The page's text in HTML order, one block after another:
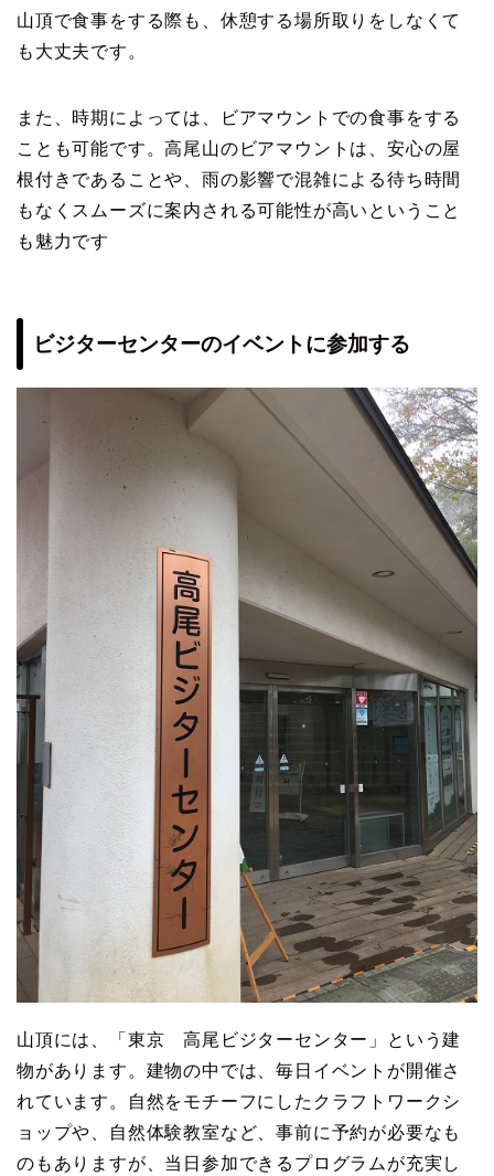
山頂で食事をする際も、休憩する場所取りをしなくて
も大丈夫です。
また、時期によっては、ビアマウントでの食事をする
ことも可能です。高尾山のビアマウントは、安心の屋
根付きであることや、雨の影響で混雑による待ち時間
もなくスムーズに案内される可能性が高いということ
も魅力です
ビジターセンターのイベントに参加する
山頂には、「東京 高尾ビジターセンター」という建
物があります。建物の中では、毎日イベントが開催さ
れています。自然をモチーフにしたクラフトワークシ
ョップや、自然体験教室など、事前に予約が必要なも
のもありますが、当日参加できるプログラムが充実し